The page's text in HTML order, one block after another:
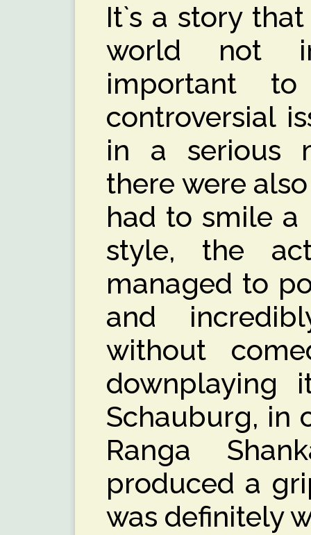
It`s a story
world not
important
controversial
in a serious
there were
had to smile a
style, the
managed to
and
without
downplaying
Schauburg, in
Ranga
produced a
was definitely